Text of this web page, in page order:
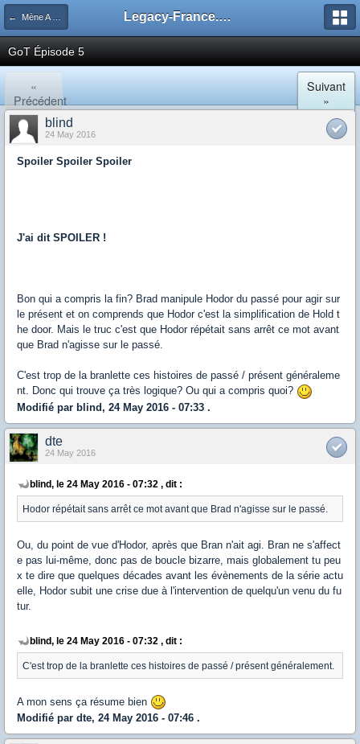
← Mène A Rien Legacy-France.org - Forum
GoT Épisode 5
«
Précédent
Suivant
»
blind
24 May 2016
Spoiler Spoiler Spoiler
J'ai dit SPOILER !
Bon qui a compris la fin? Brad manipule Hodor du passé pour agir sur
le présent et on comprends que Hodor c'est la simplification de Hold t
he door. Mais le truc c'est que Hodor répétait sans arrêt ce mot avant
que Brad n'agisse sur le passé.
C'est trop de la branlette ces histoires de passé / présent généraleme
nt. Donc qui trouve ça très logique? Ou qui a compris quoi?
Modifié par blind, 24 May 2016 - 07:33 .
dte
24 May 2016
blind, le 24 May 2016 - 07:32 , dit :
Hodor répétait sans arrêt ce mot avant que Brad n'agisse sur le passé.
Ou, du point de vue d'Hodor, après que Bran n'ait agi. Bran ne s'affect
e pas lui-même, donc pas de boucle bizarre, mais globalement tu peu
x te dire que quelques décades avant les évènements de la série actu
elle, Hodor subit une crise due à l'intervention de quelqu'un venu du fu
tur.
blind, le 24 May 2016 - 07:32 , dit :
C'est trop de la branlette ces histoires de passé / présent généralement.
A mon sens ça résume bien
Modifié par dte, 24 May 2016 - 07:46 .